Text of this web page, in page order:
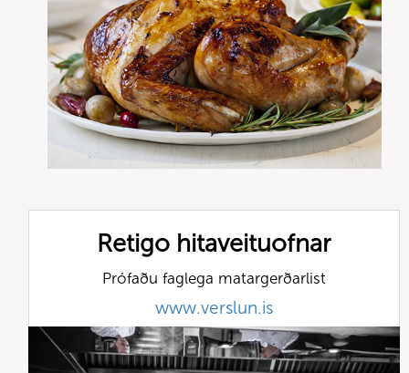
Retigo hitaveituofnar
Prófaðu faglega matargerðarlist
www.verslun.is